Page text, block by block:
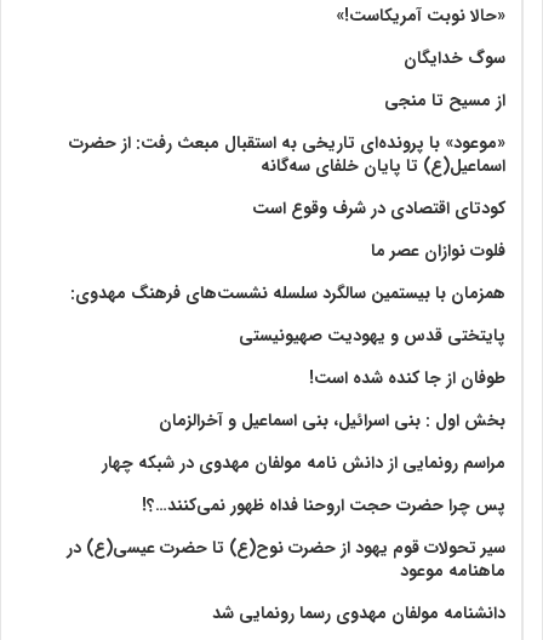
«حالا نوبت آمریکاست!»
سوگ خدایگان
از مسیح تا منجی
«موعود» با پرونده‌ای تاریخی به استقبال مبعث رفت: از حضرت
اسماعیل(ع) تا پایان خلفای سه‌گانه
کودتای اقتصادی در شرف وقوع است
فلوت نوازان عصر ما
همزمان با بیستمین سالگرد سلسله نشست‌های فرهنگ مهدوی:‌
پایتختی قدس و یهودیت صهیونیستی
طوفان از جا کنده شده است!
بخش اول : بنی اسرائیل، بنی اسماعیل و آخرالزمان
مراسم رونمایی از دانش نامه مولفان مهدوی در شبکه چهار
پس چرا حضرت حجت اروحنا فداه ظهور نمی‌کنند…؟!
سیر تحولات قوم یهود از حضرت نوح(ع) تا حضرت عیسی(ع) در
ماهنامه موعود
دانشنامه مولفان مهدوی رسما رونمایی شد